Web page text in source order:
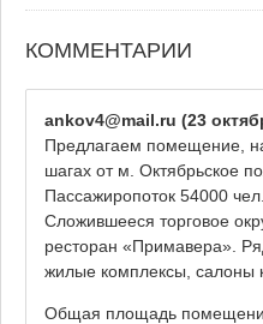
КОММЕНТАРИИ
ankov4@mail.ru (23
Предлагаем помещение,
шагах от м. Октябрьское
Пассажиропоток 54000
Сложившееся торговое
ресторан «Примавера».
жилые комплексы, салоны
Общая площадь